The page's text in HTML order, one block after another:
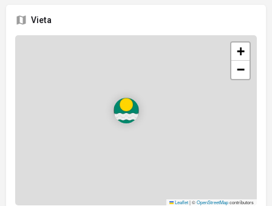
Vieta
+
−
Leaflet|©OpenStreetMapcontributors